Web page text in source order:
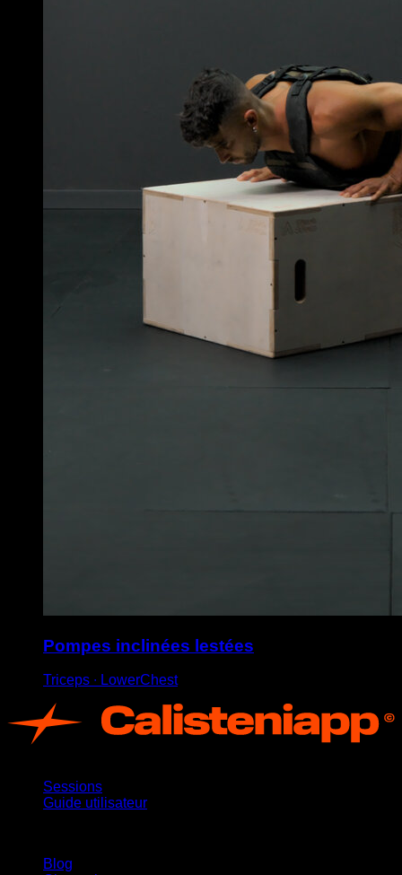
Pompes inclinées lestées
Triceps ∙ LowerChest
Sessions
Guide utilisateur
Blog